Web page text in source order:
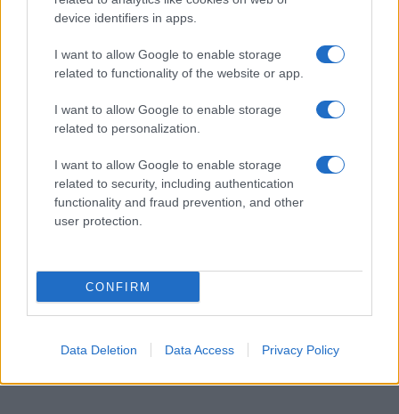
device identifiers in apps.
I want to allow Google to enable storage
related to functionality of the website or app.
I want to allow Google to enable storage
related to personalization.
I want to allow Google to enable storage
related to security, including authentication
functionality and fraud prevention, and other
user protection.
CONFIRM
Data Deletion Data Access Privacy Policy
Esti hírshow
oknyomozó műsor
Pesti riporter
061
Kulturális magazin
A riporter